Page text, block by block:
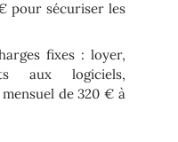
pour sécuriser les
fixes : loyer,
aux logiciels,
de 320 € à